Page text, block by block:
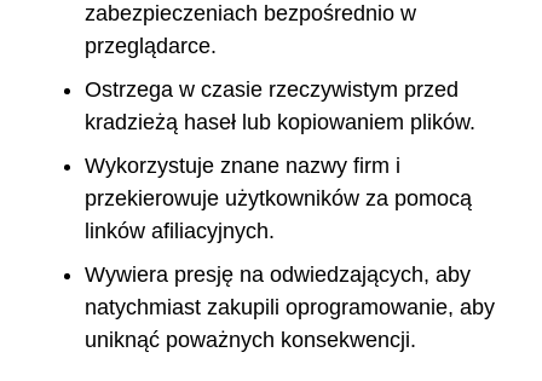
zabezpieczeniach bezpośrednio w
przeglądarce.
Ostrzega w czasie rzeczywistym przed
kradzieżą haseł lub kopiowaniem plików.
Wykorzystuje znane nazwy firm i
przekierowuje użytkowników za pomocą
linków afiliacyjnych.
Wywiera presję na odwiedzających, aby
natychmiast zakupili oprogramowanie, aby
uniknąć poważnych konsekwencji.